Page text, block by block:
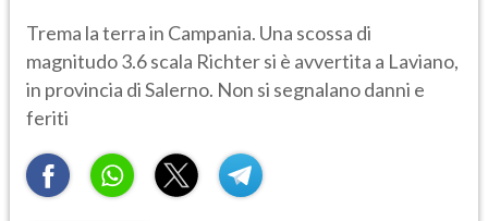
Trema la terra in Campania. Una scossa di
magnitudo 3.6 scala Richter si è avvertita a Laviano,
in provincia di Salerno. Non si segnalano danni e
feriti